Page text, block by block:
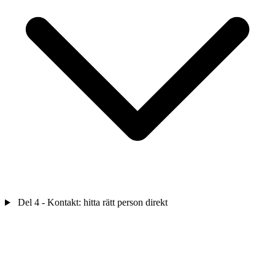
Del 4 - Kontakt: hitta rätt person direkt